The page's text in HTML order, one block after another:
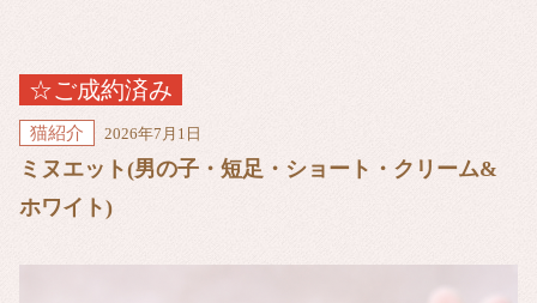
☆ご成約済み
猫紹介 2026年7月1日
ミヌエット(男の子・短足・ショート・クリーム&
ホワイト)